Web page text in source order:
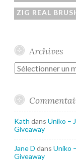
ZIG REAL
Archives
Archives
Kath dans Uniko –
Giveaway
Jane D dans Uniko
Giveaway